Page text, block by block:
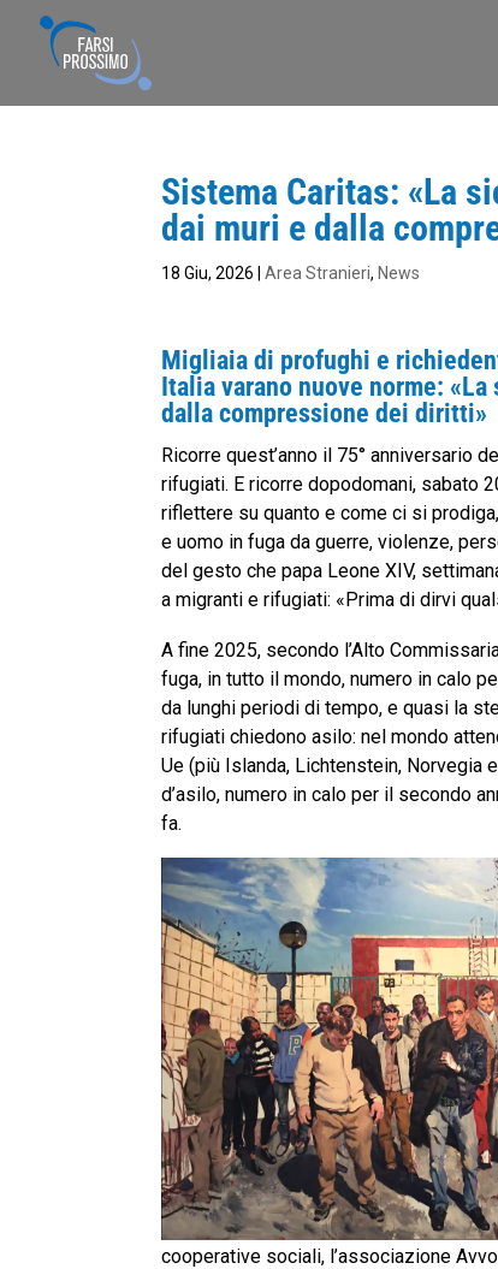
Sistema Caritas: «La
dai muri e dalla
18 Giu, 2026 |Area Stranieri, News
Migliaia di profughi e
Italia varano nuove norme:
dalla compressione dei diritti»
Ricorre quest’anno il 75° anniversario
rifugiati. E ricorre dopodomani, sabato
riflettere su quanto e come ci si
e uomo in fuga da guerre, violenze,
del gesto che papa Leone XIV,
a migranti e rifugiati: «Prima di dirvi
A fine 2025, secondo l’Alto
fuga, in tutto il mondo, numero in calo
da lunghi periodi di tempo, e quasi la
rifugiati chiedono asilo: nel mondo
Ue (più Islanda, Lichtenstein,
d’asilo, numero in calo per il secondo
fa.
cooperative sociali, l’associazione